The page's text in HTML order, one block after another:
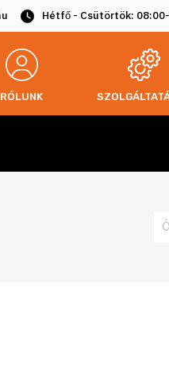
Hétfő - Csütörtök:
RÓLUNK